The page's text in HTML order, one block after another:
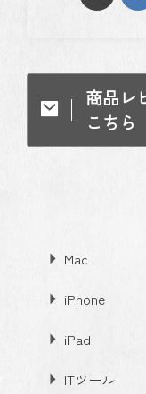
商品レ
こちら
Mac
iPhone
iPad
ITツール